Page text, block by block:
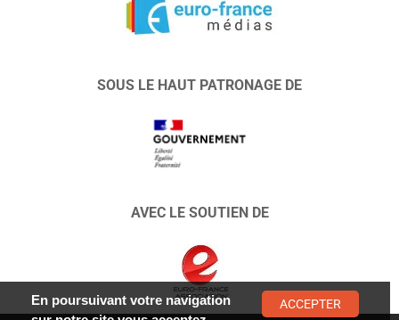
SOUS LE HAUT PATRONAGE DE
AVEC LE SOUTIEN DE
En poursuivant votre navigation
ACCEPTER